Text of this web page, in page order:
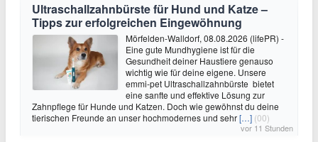
Ultraschallzahnbürste für Hund und Katze –
Tipps zur erfolgreichen Eingewöhnung
Mörfelden-Walldorf, 08.08.2026 (lifePR) -
Eine gute Mundhygiene ist für die
Gesundheit deiner Haustiere genauso
wichtig wie für deine eigene. Unsere
emmi-pet Ultraschallzahnbürste bietet
eine sanfte und effektive Lösung zur
Zahnpflege für Hunde und Katzen. Doch wie gewöhnst du deine
tierischen Freunde an unser hochmodernes und sehr[…] (00)
vor 11 Stunden